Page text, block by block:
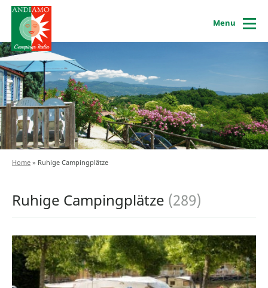
Menu
Home » Ruhige Campingplätze
Ruhige Campingplätze (289)